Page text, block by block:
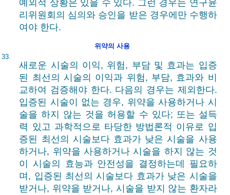
예외적 상황은 있을 수 있다. 그런 경우는 연구윤
리위원회의 심의와 승인을 받은 경우에만 수행하
여야 한다.
위약의 사용
33.
새로운 시술의 이익, 위험, 부담 및 효과는 입증
된 최선의 시술의 이익과 위험, 부담, 효과와 비
교하여 검증해야 한다. 다음의 경우는 제외한다.
입증된 시술이 없는 경우, 위약을 사용하거나 시
술을 하지 않는 것을 허용할 수 있다; 또는 설득
력 있고 과학적으로 타당한 방법론적 이유로 입
증된 최선의 시술보다 효과가 낮은 시술을 사용
하거나, 위약을 사용하거나 시술을 하지 않는 것
이 시술의 효능과 안전성을 결정하는데 필요하
며, 입증된 최선의 시술보다 효과가 낮은 시술을
받거나, 위약을 받거나, 시술을 받지 않는 환자라